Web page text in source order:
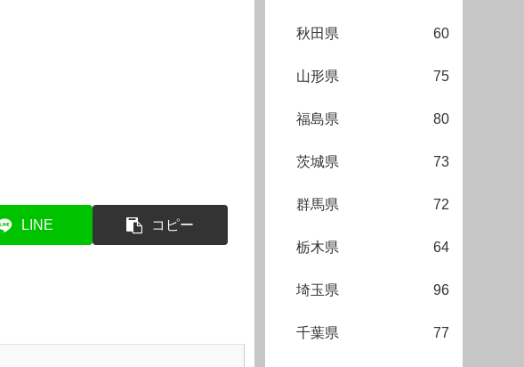
LINE コピー
秋田県 60
山形県 75
福島県 80
茨城県 73
群馬県 72
栃木県 64
埼玉県 96
千葉県 77